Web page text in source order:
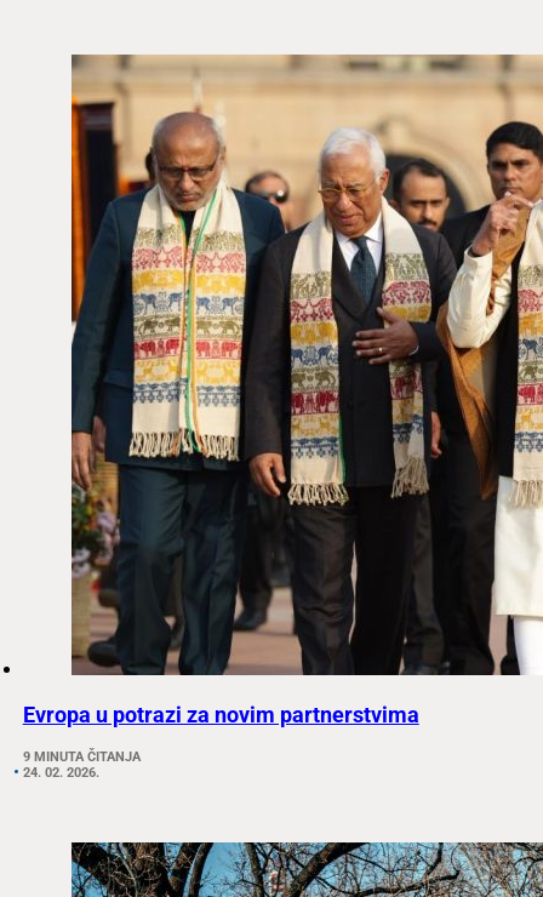
Evropa u potrazi za novim partnerstvima
9 MINUTA ČITANJA
24. 02. 2026.